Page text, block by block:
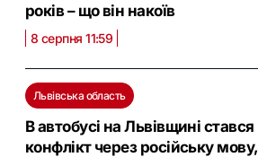
років – що він накоїв
8 серпня 11:59
Львівська область
В автобусі на Львівщині стався
конфлікт через російську мову,